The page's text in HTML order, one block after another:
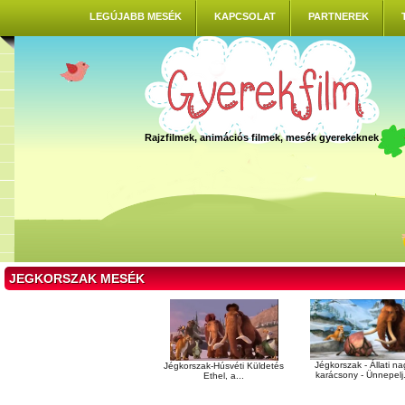
LEGÚJABB MESÉK KAPCSOLAT PARTNEREK
Rajzfilmek, animációs filmek, mesék gyerekeknek
JEGKORSZAK MESÉK
Jégkorszak-Húsvéti Küldetés
Ethel, a...
Jégkorszak - Állati
karácsony -